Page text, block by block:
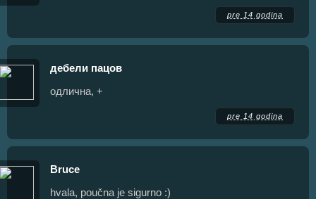
pre 14 godina
дебели пацов
одлична, +
pre 14 godina
Bruce
hvala, poučna je sigurno :)